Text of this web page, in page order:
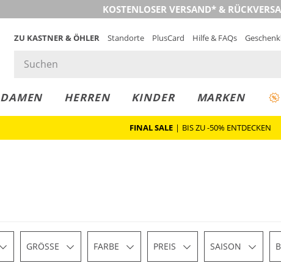
KOSTENLOSER VERSAND* &
ZU KASTNER & ÖHLER Standorte PlusCard Hilfe & FAQs
DAMEN HERREN KINDER MARKEN
RESERVE
FINAL SALE | BIS ZU -50% ENTDECKEN
GRÖSSE FARBE PREIS SAISON